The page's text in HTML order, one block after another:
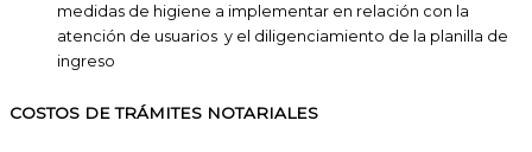
medidas de higiene a implementar en relación con la
atención de usuarios y el diligenciamiento de la planilla de
ingreso
COSTOS DE TRÁMITES NOTARIALES